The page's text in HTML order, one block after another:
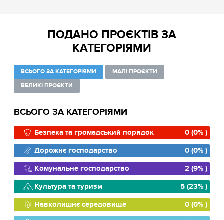
ПОДАНО ПРОЄКТІВ ЗА
КАТЕГОРІЯМИ
ВСЬОГО ЗА КАТЕГОРІЯМИ
МАЛІ ПРОЄКТИ
ВЕЛИКІ ПРОЄКТИ
ВСЬОГО ЗА КАТЕГОРІЯМИ
Безпека та громадський порядок
0 (0% )
Дорожнє господарство
0 (0% )
Комунальне господарство
2 (9% )
Культура та туризм
5 (23% )
Навколишнє середовище
0 (0% )